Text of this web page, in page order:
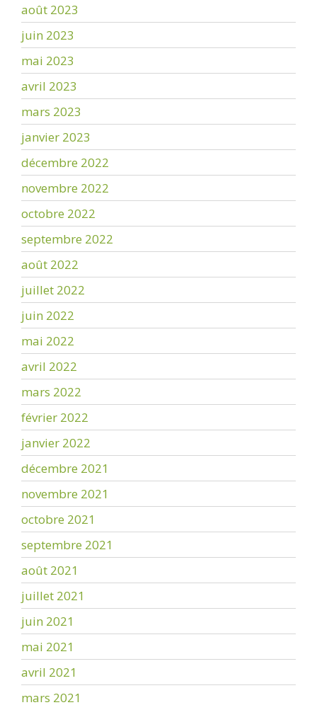
août 2023
juin 2023
mai 2023
avril 2023
mars 2023
janvier 2023
décembre 2022
novembre 2022
octobre 2022
septembre 2022
août 2022
juillet 2022
juin 2022
mai 2022
avril 2022
mars 2022
février 2022
janvier 2022
décembre 2021
novembre 2021
octobre 2021
septembre 2021
août 2021
juillet 2021
juin 2021
mai 2021
avril 2021
mars 2021